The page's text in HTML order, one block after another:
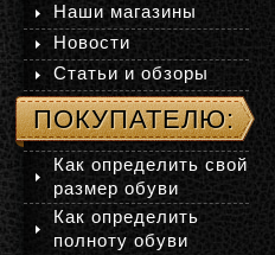
Наши магазины
Новости
Статьи и обзоры
ПОКУПАТЕЛЮ:
Как определить свой
размер обуви
Как определить
полноту обуви